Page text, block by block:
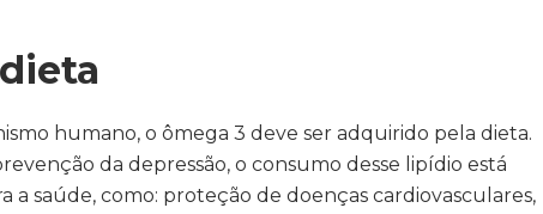
humano, o ômega 3 deve ser adquirido pela dieta.
da depressão, o consumo desse lipídio está
a saúde, como: proteção de doenças cardiovasculares,